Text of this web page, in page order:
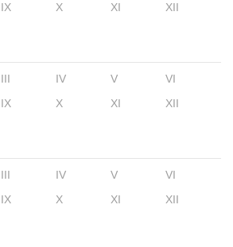
IX X XI XII
III IV V
VI
IX X XI XII
III IV V
VI
IX X XI XII